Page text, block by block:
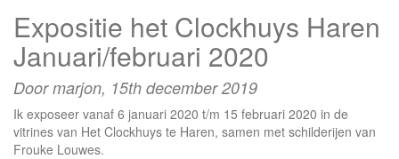
Roden
26
juni
t/m
1
aug.
2021
Expositie het Clockhuys Haren
Januari/februari 2020
Door marjon, 15th december 2019
Ik exposeer vanaf 6 januari 2020 t/m 15 februari 2020 in de
vitrines van Het Clockhuys te Haren, samen met schilderijen van
Frouke Louwes.